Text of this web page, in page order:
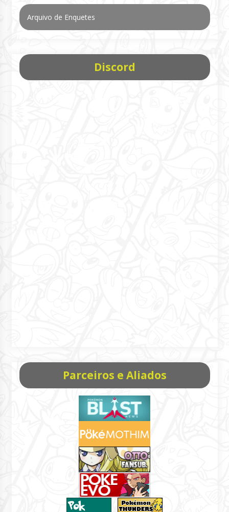
Arquivo de Enquetes
Discord
Parceiros e Aliados